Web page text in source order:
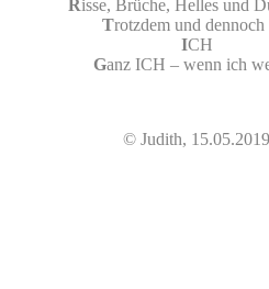
Risse, Brüche, Helles und
Trotzdem und dennoch
ICH
Ganz ICH – wenn ich
© Judith, 15.05.2019